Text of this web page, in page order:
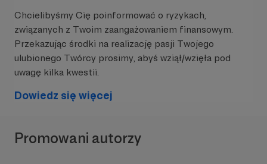
Robiliśmy w życiu różne rzeczy, zawsze jako
przedsiębiorcy. Jacek budował samochody
rajdowe 4x4 w założonym przez siebie
specjalistycznym serwisie i sam startował w
rajdach - samochodowych i motocyklowych.
Hania stworzyła jeden z pierwszych sklepów
internetowych z designem w Polsce, kiedy
jeszcze prawie nikt nie kupował w internecie.
samotnie z plecakiem, albo na wynajętym
Chcielibyśmy Cię poinformować o ryzykach,
związanych z Twoim zaangażowaniem finansowym.
Przekazując środki na realizację pasji Twojego
ulubionego Twórcy prosimy, abyś wziął/wzięła pod
uwagę kilka kwestii.
Dowiedz się więcej
Promowani autorzy